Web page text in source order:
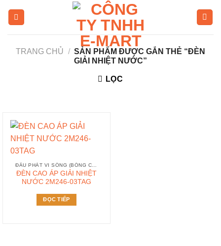
TRANG CHỦ / SẢN PHẨM ĐƯỢC GẮN THẺ “ĐÈN
GIẢI NHIỆT NƯỚC”
LỌC
ĐÈN CAO ÁP GIẢI NHIỆT
NƯỚC 2M246-03TAG
ĐỌC TIẾP